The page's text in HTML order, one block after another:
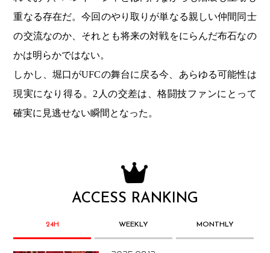
重なる存在だ。今回のやり取りが単なる親しい仲間同士
の交流なのか、それとも将来の対戦をにらんだ布石なの
かは明らかではない。
しかし、堀口がUFCの舞台に戻る今、あらゆる可能性は
現実になり得る。2人の交差は、格闘技ファンにとって
確実に見逃せない瞬間となった。
ACCESS RANKING
24H WEEKLY MONTHLY